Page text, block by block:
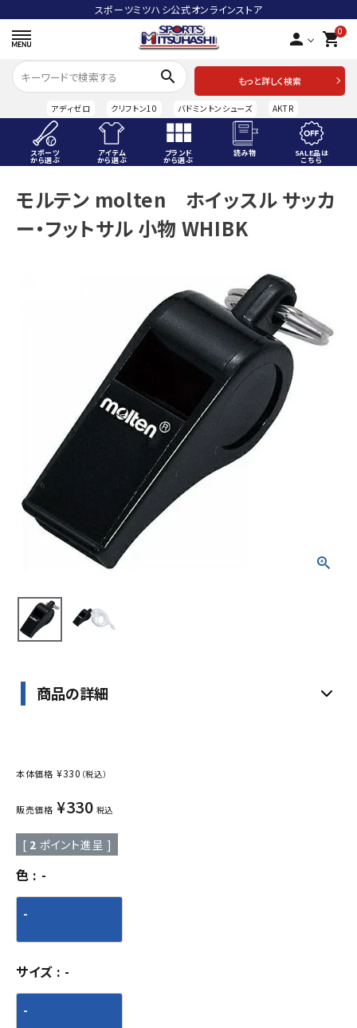
スポーツミツハシ公式オンラインストア
person 0
shopping_cart
search
もっと詳しく検索
アディゼロ クリフトン10 バドミントンシューズ AKTR
スポーツ
から選ぶ
アイテム
から選ぶ
ブランド
から選ぶ
読み物 SALE品は
こちら
ようこそ ゲスト 様
SALE品はこちら
INFORMATIOM
ご利用ガイド
お問い合わせ
メルマガ登録
プライバシーポリシー
モルテン molten ホイッスル サッカ
ー・フットサル 小物 WHIBK
商品の詳細
本体価格 ¥330 （税込）
販売価格 ¥330 税込
[ 2 ポイント進呈 ]
色 -
-
サイズ -
-